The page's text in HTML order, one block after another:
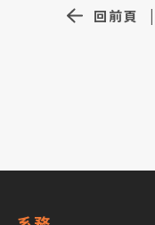
回前頁